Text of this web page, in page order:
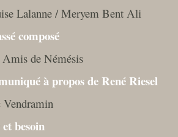
Lalanne / Meryem Bent Ali
composé
de Némésis
à propos de René Riesel
besoin